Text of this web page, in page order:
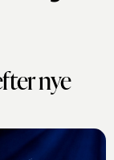
nye